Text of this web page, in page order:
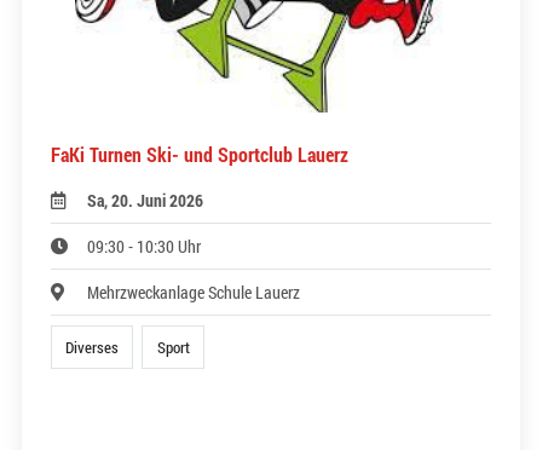
FaKi Turnen Ski- und Sportclub Lauerz
Sa, 20. Juni 2026
09:30 - 10:30 Uhr
Mehrzweckanlage Schule Lauerz
Diverses Sport